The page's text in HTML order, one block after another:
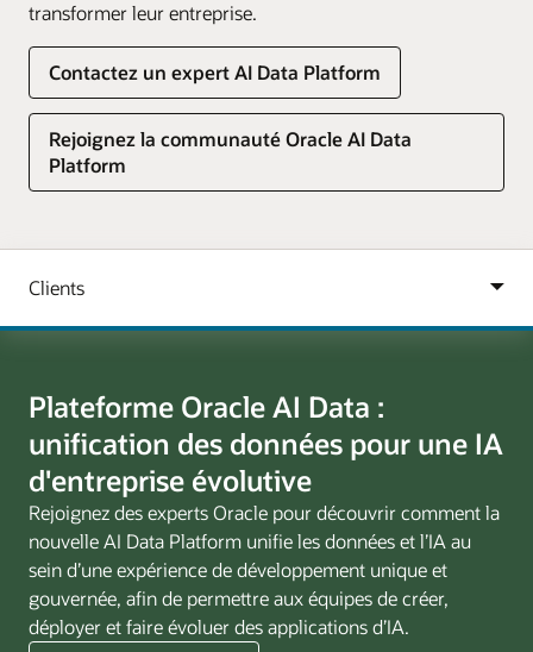
transformer leur entreprise.
Contactez un expert AI Data Platform
Rejoignez la communauté Oracle AI Data
Platform
Plateforme Oracle AI Data :
unification des données pour une IA
d'entreprise évolutive
Rejoignez des experts Oracle pour découvrir comment la
nouvelle AI Data Platform unifie les données et l’IA au
sein d’une expérience de développement unique et
gouvernée, afin de permettre aux équipes de créer,
déployer et faire évoluer des applications d’IA.